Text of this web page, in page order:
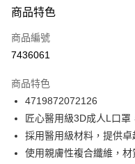
信用卡一次付款
超商取貨付款
Apple Pay
街口支付
悠遊付
商品特色
商品編號
7436061
商品特色
4719872072126
匠心醫用級3D成人L口罩
採用醫用級材料，提供卓
使用親膚性複合纖維，材